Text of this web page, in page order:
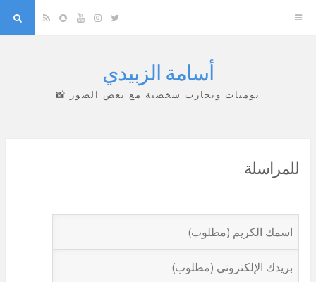
Twitter
Instagram
YouTube
Snapchat
RSS
أسامة الزبيدي
يوميات وتجارب شخصية مع بعض الصور 📸
للمراسلة